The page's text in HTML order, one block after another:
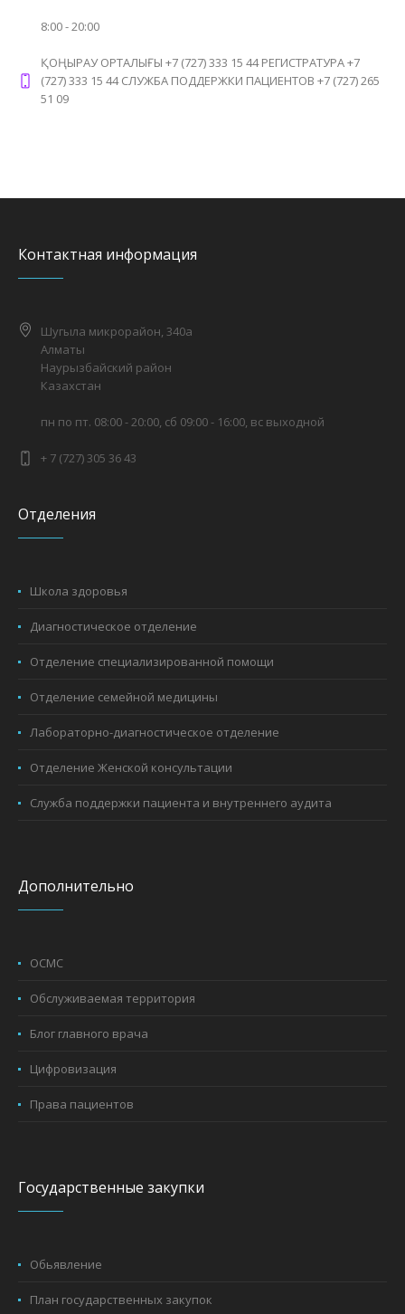
8:00 - 20:00
ҚОҢЫРАУ ОРТАЛЫҒЫ +7 (727) 333 15 44 РЕГИСТРАТУРА +7
(727) 333 15 44 СЛУЖБА ПОДДЕРЖКИ ПАЦИЕНТОВ +7 (727) 265
51 09
Контактная информация
Шугыла микрорайон, 340а
Алматы
Наурызбайский район
Казахстан
пн по пт. 08:00 - 20:00, сб 09:00 - 16:00, вс выходной
+ 7 (727) 305 36 43
Отделения
Школа здоровья
Диагностическое отделение
Отделение специализированной помощи
Отделение семейной медицины
Лабораторно-диагностическое отделение
Отделение Женской консультации
Служба поддержки пациента и внутреннего аудита
Дополнительно
ОСМС
Обслуживаемая территория
Блог главного врача
Цифровизация
Права пациентов
Государственные закупки
Обьявление
План государственных закупок